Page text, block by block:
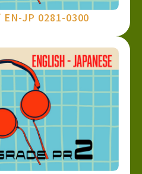
EN-JP 0281-0300